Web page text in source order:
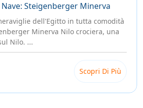
Steigenberger Minerva
dell'Egitto in tutta comodità
Minerva Nilo crociera, una
Nilo. ...
Scopri Di Più